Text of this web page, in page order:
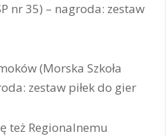
nr 35) – nagroda: zestaw
(Morska Szkoła
zestaw piłek do gier
też Regionalnemu